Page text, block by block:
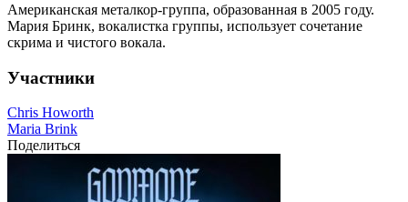
Американская металкор-группа, образованная в 2005 году.
Мария Бринк, вокалистка группы, использует сочетание
скрима и чистого вокала.
Участники
Chris Howorth
Maria Brink
Поделиться